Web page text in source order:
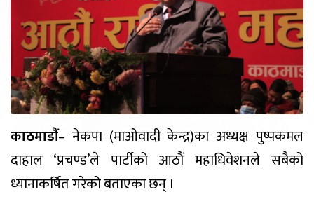
काठमाडौं– नेकपा (माओवादी केन्द्र)का अध्यक्ष पुष्पकमल
दाहाल ‘प्रचण्ड’ले पार्टीको आठौं महाधिवेशनले सबैको
ध्यानाकर्षित गरेको बताएका छन् ।